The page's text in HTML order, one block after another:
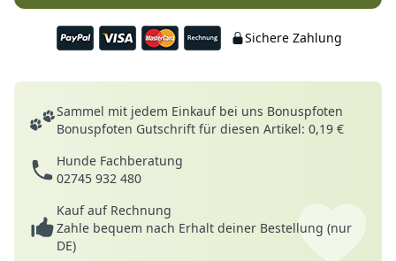
Sichere Zahlung
Deine Vorteile
Sammel mit jedem Einkauf bei uns Bonuspfoten
Bonuspfoten Gutschrift für diesen Artikel: 0,19 €
Hunde Fachberatung
02745 932 480
Kauf auf Rechnung
Zahle bequem nach Erhalt deiner Bestellung (nur
DE)